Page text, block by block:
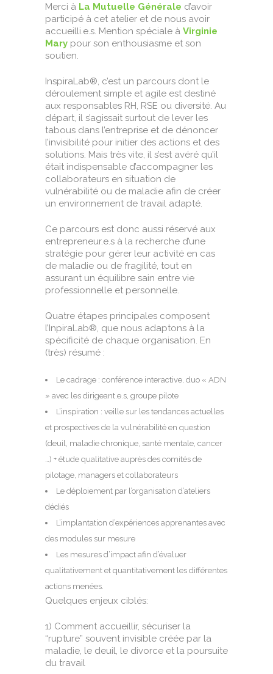
Merci à La Mutuelle Générale d’avoir
participé à cet atelier et de nous avoir
accueilli.e.s. Mention spéciale à Virginie
Mary pour son enthousiasme et son
soutien.
InspiraLab®, c’est un parcours dont le
déroulement simple et agile est destiné
aux responsables RH, RSE ou diversité. Au
départ, il s’agissait surtout de lever les
tabous dans l’entreprise et de dénoncer
l’invisibilité pour initier des actions et des
solutions. Mais très vite, il s’est avéré qu’il
était indispensable d’accompagner les
collaborateurs en situation de
vulnérabilité ou de maladie afin de créer
un environnement de travail adapté.
Ce parcours est donc aussi réservé aux
entrepreneur.e.s à la recherche d’une
stratégie pour gérer leur activité en cas
de maladie ou de fragilité, tout en
assurant un équilibre sain entre vie
professionnelle et personnelle.
Quatre étapes principales composent
l’InpiraLab®, que nous adaptons à la
spécificité de chaque organisation. En
(très) résumé :
Le cadrage : conférence interactive, duo « ADN
» avec les dirigeant.e.s, groupe pilote
L’inspiration : veille sur les tendances actuelles
et prospectives de la vulnérabilité en question
(deuil, maladie chronique, santé mentale, cancer
…) + étude qualitative auprès des comités de
pilotage, managers et collaborateurs
Le déploiement par l’organisation d’ateliers
dédiés
L’implantation d’expériences apprenantes avec
des modules sur mesure
Les mesures d’impact afin d’évaluer
qualitativement et quantitativement les différentes
actions menées.
Quelques enjeux ciblés:
1) Comment accueillir, sécuriser la
“rupture” souvent invisible créée par la
maladie, le deuil, le divorce et la poursuite
du travail